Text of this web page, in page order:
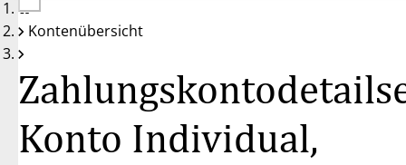
auf
100
Keine
Konten
Kontenübersicht
Konto Individual,